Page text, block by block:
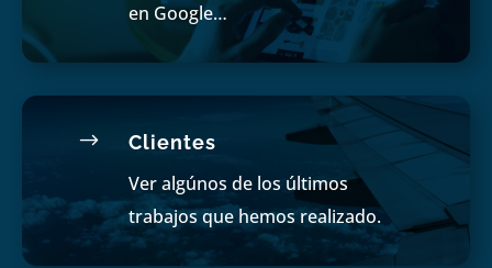
en Google…
$ Clientes
Ver algúnos de los últimos
trabajos que hemos realizado.